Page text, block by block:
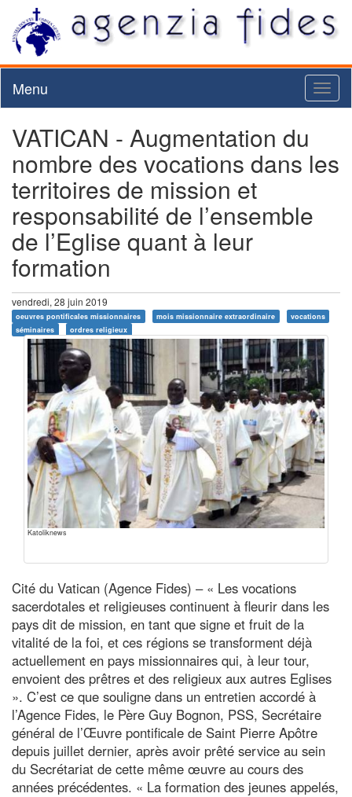
Menu
VATICAN - Augmentation du
nombre des vocations dans les
territoires de mission et
responsabilité de l’ensemble
de l’Eglise quant à leur
formation
vendredi, 28 juin 2019
oeuvres pontificales missionnaires mois missionnaire extraordinaire
vocations
séminaires
ordres religieux
Katoliknews
Cité du Vatican (Agence Fides) – « Les vocations
sacerdotales et religieuses continuent à fleurir dans les
pays dit de mission, en tant que signe et fruit de la
vitalité de la foi, et ces régions se transforment déjà
actuellement en pays missionnaires qui, à leur tour,
envoient des prêtres et des religieux aux autres Eglises
». C’est ce que souligne dans un entretien accordé à
l’Agence Fides, le Père Guy Bognon, PSS, Secrétaire
général de l’Œuvre pontificale de Saint Pierre Apôtre
depuis juillet dernier, après avoir prêté service au sein
du Secrétariat de cette même œuvre au cours des
années précédentes. « La formation des jeunes appelés,